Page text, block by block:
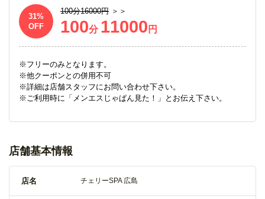
31
OFF
100分16000円 ＞＞
100分 11000 円
フリーのみとなります。
他クーポンとの併用不可
詳細は店舗スタッフにお問い合わせ下さい。
ご利用時に「メンエスじゃぱん見た！」とお伝え下さい。
店舗基本情報
店名 チェリーSPA 広島